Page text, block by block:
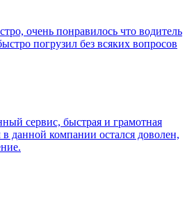
очень понравилось что водитель
погрузил без всяких вопросов
сервис, быстрая и грамотная
данной компании остался доволен,